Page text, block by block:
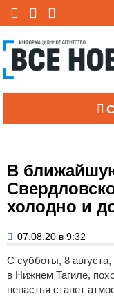
В
холодно и
07.08.20 в 9:32
С субботы, 8
в Нижнем Тагиле,
ненастья станет